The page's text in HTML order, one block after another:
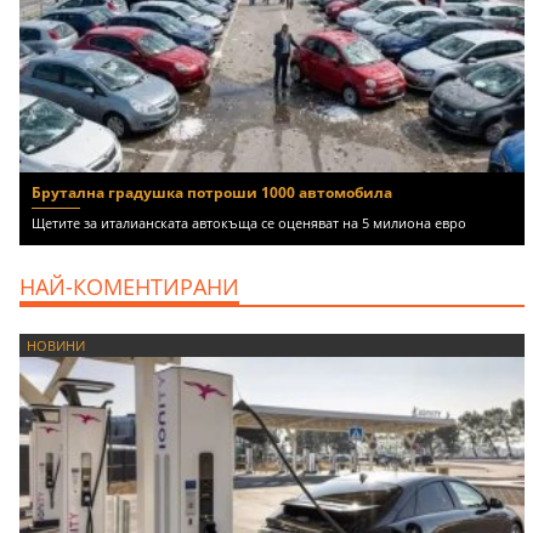
Брутална градушка потроши 1000 автомобила
Щетите за италианската автокъща се оценяват на 5 милиона евро
НАЙ-КОМЕНТИРАНИ
НОВИНИ